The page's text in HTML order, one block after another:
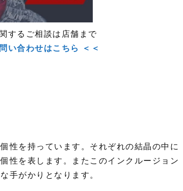
するご相談は店舗まで
い合わせはこちら ＜＜
性を持っています。それぞれの結晶の中に
性を表します。またこのインクルージョン
手がかりとなります。